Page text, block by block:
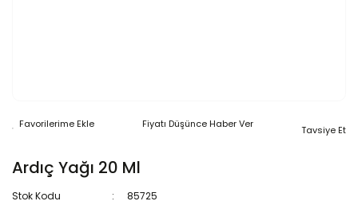
Fiyatı Düşünce Haber Ver Tavsiye Et
Ardıç Yağı 20 Ml
Stok Kodu
85725